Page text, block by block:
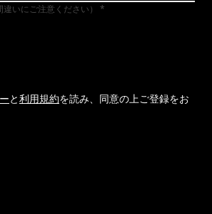
いにご注意ください）
と利用規約を読み、同意の上ご登録をお